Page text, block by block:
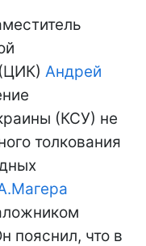
Андрей
(КСУ) не
толкования
пояснил, что в